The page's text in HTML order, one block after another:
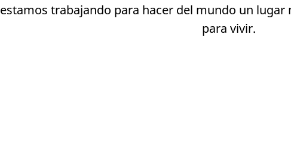
estamos trabajando para hacer del mundo un
para vivir.